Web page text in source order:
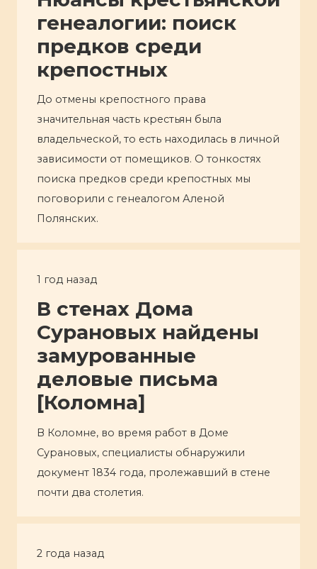
генеалогии: поиск
предков среди
крепостных
До отмены крепостного права
значительная часть крестьян была
владельческой, то есть находилась в личной
зависимости от помещиков. О тонкостях
поиска предков среди крепостных мы
поговорили с генеалогом Аленой
Полянских.
1 год назад
В стенах Дома
Сурановых найдены
замурованные
деловые письма
[Коломна]
В Коломне, во время работ в Доме
Сурановых, специалисты обнаружили
документ 1834 года, пролежавший в стене
почти два столетия.
2 года назад